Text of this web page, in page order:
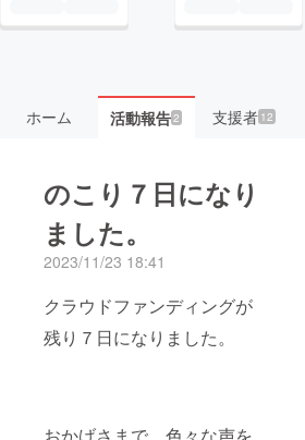
ホーム 活動報告2 支援者 12
のこり７日になり
ました。
2023/11/23 18:41
クラウドファンディングが
残り７日になりました。
おかげさまで、色々な声を